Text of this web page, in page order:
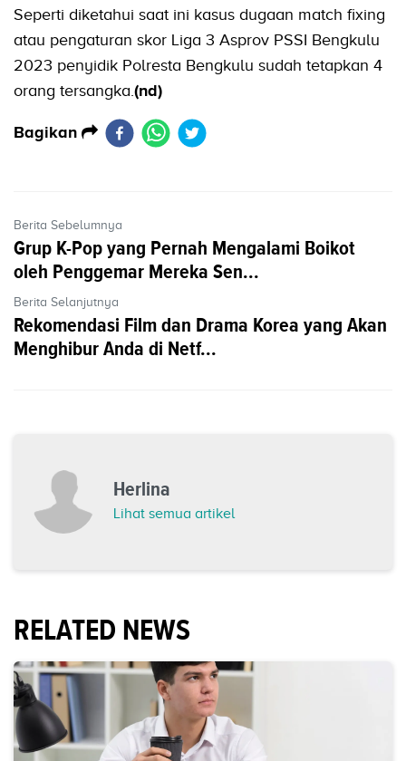
Seperti diketahui saat ini kasus dugaan match fixing
atau pengaturan skor Liga 3 Asprov PSSI Bengkulu
2023 penyidik Polresta Bengkulu sudah tetapkan 4
orang tersangka. (nd)
Bagikan
Berita Sebelumnya
Grup K-Pop yang Pernah Mengalami Boikot
oleh Penggemar Mereka Sen...
Berita Selanjutnya
Rekomendasi Film dan Drama Korea yang Akan
Menghibur Anda di Netf...
Herlina
Lihat semua artikel
RELATED NEWS